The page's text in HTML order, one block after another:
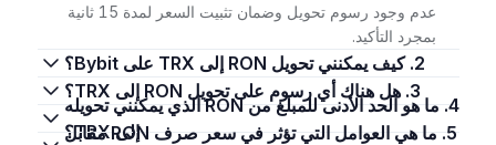
عدم وجود رسوم تحويل وضمان تثبيت السعر لمدة 15 ثانية
بمجرد التأكيد.
2. كيف يمكنني تحويل RON إلى TRX على Bybit؟
3. هل هناك أي رسوم على تحويل RON إلى TRX؟
4. ما هو الحد الأدنى للمبلغ من RON الذي يمكنني تحويله
إلى TRX؟5. ما هي العوامل التي تؤثر في سعر صرف RON مقابل